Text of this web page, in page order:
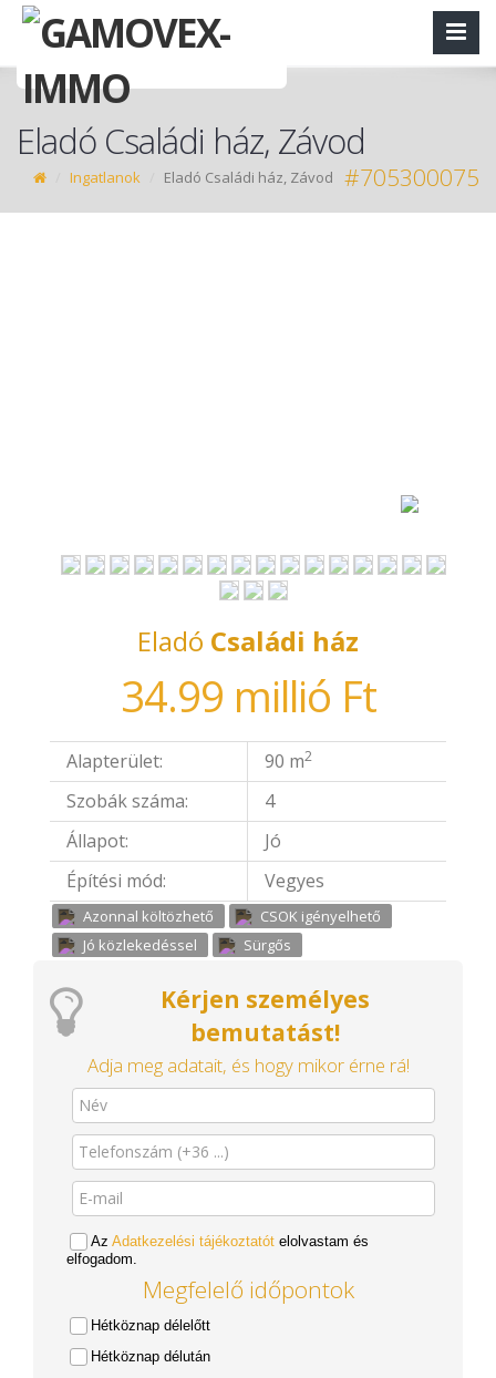
Eladó Családi ház, Závod
Ingatlanok Eladó Családi ház, Závod #705300075
Eladó Családi ház
34.99 millió Ft
Alapterület: 90 m2
Szobák száma:
4
Állapot:
Jó
Építési mód:
Vegyes
Azonnal költözhető
CSOK igényelhető
Jó közlekedéssel
Sürgős
Kérjen személyes
bemutatást!
Adja meg adatait, és hogy mikor érne rá!
Az Adatkezelési tájékoztatót elolvastam és
elfogadom.
Megfelelő időpontok
Hétköznap délelőtt
Hétköznap délután